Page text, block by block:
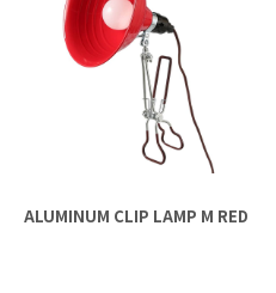
ALUMINUM CLIP LAMP M RED